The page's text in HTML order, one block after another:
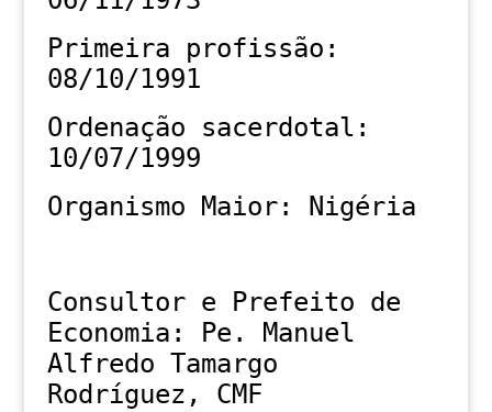
Primeira profissão:
08/10/1991
Ordenação sacerdotal:
10/07/1999
Organismo Maior: Nigéria
Consultor e Prefeito de
Economia: Pe. Manuel
Alfredo Tamargo
Rodríguez, CMF